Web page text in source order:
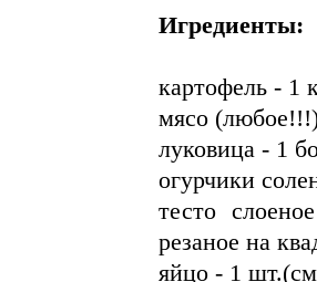
Игредиенты:
картофель - 1
мясо
луковица - 1
огурчики
тесто
резаное на
яйцо - 1